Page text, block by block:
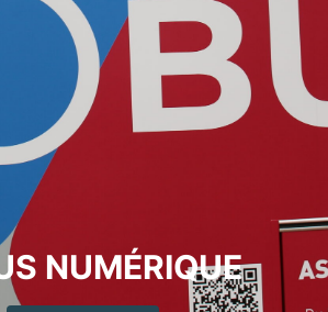
NUMÉRIQUE